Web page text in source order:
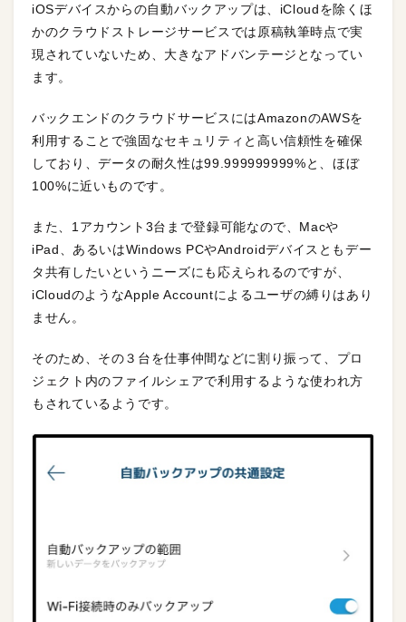
iOSデバイスからの自動バックアップは、iCloudを除くほ
かのクラウドストレージサービスでは原稿執筆時点で実
現されていないため、大きなアドバンテージとなってい
ます。
バックエンドのクラウドサービスにはAmazonのAWSを
利用することで強固なセキュリティと高い信頼性を確保
しており、データの耐久性は99.999999999%と、ほぼ
100%に近いものです。
また、1アカウント3台まで登録可能なので、Macや
iPad、あるいはWindows PCやAndroidデバイスともデー
タ共有したいというニーズにも応えられるのですが、
iCloudのようなApple Accountによるユーザの縛りはあり
ません。
そのため、その３台を仕事仲間などに割り振って、プロ
ジェクト内のファイルシェアで利用するような使われ方
もされているようです。